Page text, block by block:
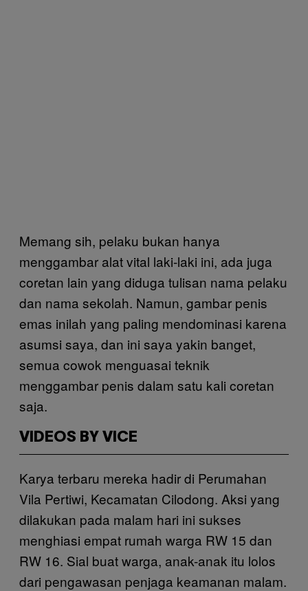
Memang sih, pelaku bukan hanya
menggambar alat vital laki-laki ini, ada juga
coretan lain yang diduga tulisan nama pelaku
dan nama sekolah. Namun, gambar penis
emas inilah yang paling mendominasi karena
asumsi saya, dan ini saya yakin banget,
semua cowok menguasai teknik
menggambar penis dalam satu kali coretan
saja.
VIDEOS BY VICE
Karya terbaru mereka hadir di Perumahan
Vila Pertiwi, Kecamatan Cilodong. Aksi yang
dilakukan pada malam hari ini sukses
menghiasi empat rumah warga RW 15 dan
RW 16. Sial buat warga, anak-anak itu lolos
dari pengawasan penjaga keamanan malam.